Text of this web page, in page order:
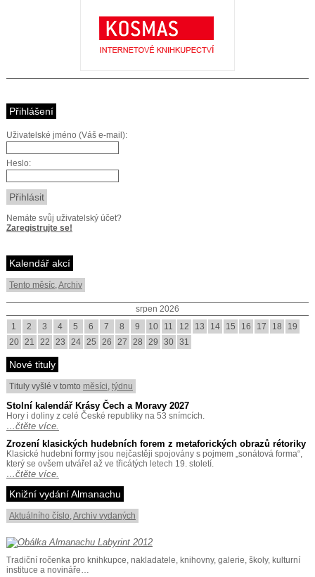
Přihlášení
Uživatelské jméno (Váš e-mail):
Heslo:
Nemáte svůj uživatelský účet?
Zaregistrujte se!
Kalendář akcí
Tento měsíc,Archiv
srpen 2026
1
2 3 4 5 6 7 8 9 10 11 12 13 14 15 16 17 18
19
20 21 22 23 24 25 26 27 28 29 30 31
Nové tituly
Tituly vyšlé v tomto měsíci, týdnu
Stolní kalendář Krásy Čech a Moravy 2027
Hory i doliny z celé České republiky na 53 snímcích.
…čtěte více.
Zrození klasických hudebních forem z metaforických obrazů rétoriky
Klasické hudební formy jsou nejčastěji spojovány s pojmem „sonátová forma“,
který se ovšem utvářel až ve třicátých letech 19. století.
…čtěte více.
Knižní vydání Almanachu
Aktuálního číslo,Archiv vydaných
Tradiční ročenka pro knihkupce, nakladatele, knihovny, galerie, školy, kulturní
instituce a novináře…